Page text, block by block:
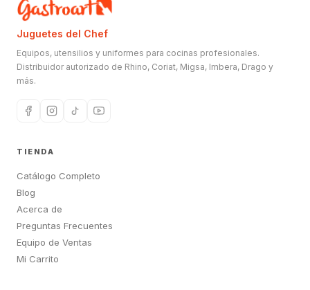
Juguetes del Chef
Equipos, utensilios y uniformes para cocinas profesionales.
Distribuidor autorizado de Rhino, Coriat, Migsa, Imbera, Drago y
más.
TIENDA
Catálogo Completo
Blog
Acerca de
Preguntas Frecuentes
Equipo de Ventas
Mi Carrito